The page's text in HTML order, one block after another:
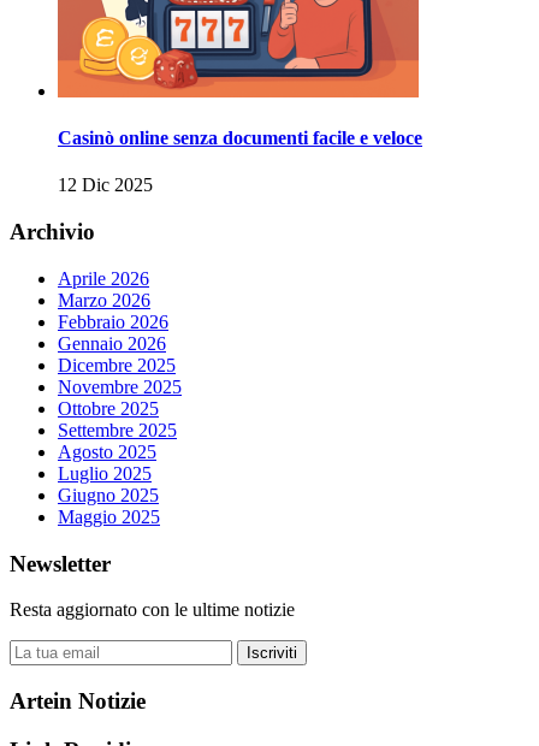
Casinò online senza documenti facile e veloce
12 Dic 2025
Archivio
Aprile 2026
Marzo 2026
Febbraio 2026
Gennaio 2026
Dicembre 2025
Novembre 2025
Ottobre 2025
Settembre 2025
Agosto 2025
Luglio 2025
Giugno 2025
Maggio 2025
Newsletter
Resta aggiornato con le ultime notizie
Iscriviti
Artein Notizie